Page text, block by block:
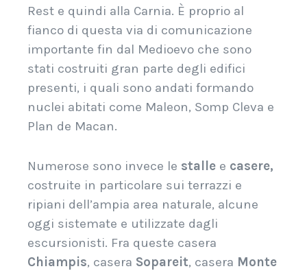
Rest e quindi alla Carnia. È proprio al
fianco di questa via di comunicazione
importante fin dal Medioevo che sono
stati costruiti gran parte degli edifici
presenti, i quali sono andati formando
nuclei abitati come Maleon, Somp Cleva e
Plan de Macan.
Numerose sono invece le stalle e casere,
costruite in particolare sui terrazzi e
ripiani dell’ampia area naturale, alcune
oggi sistemate e utilizzate dagli
escursionisti. Fra queste casera
Chiampis, casera Sopareit, casera Monte